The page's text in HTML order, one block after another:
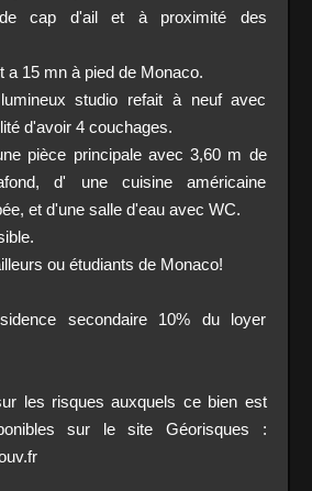
cap d'ail et à proximité des
a 15 mn à pied de Monaco.
studio refait à neuf avec
d'avoir 4 couchages.
pièce principale avec 3,60 m de
d' une cuisine américaine
et d'une salle d'eau avec WC.
ou étudiants de Monaco!
secondaire 10% du loyer
les risques auxquels ce bien est
sur le site Géorisques :